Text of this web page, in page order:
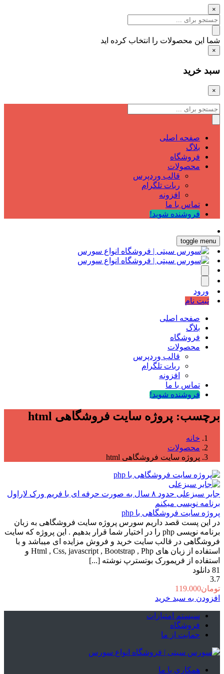
×
شما این محصولات را انتخاب کرده اید
×
سبد خرید
×
صفحه اصلی
بلاگ
فروشگاه
محصولات
قالب وردپرس
ربات تلگرام
افزونه
تماس با ما
فروشنده شوید!
toggle menu
ورود
ثبت نام
صفحه اصلی
بلاگ
فروشگاه
محصولات
قالب وردپرس
ربات تلگرام
افزونه
تماس با ما
فروشنده شوید!
برچسب: پروژه سایت فروشگاهی html
خانه
محصولات
پروژه سایت فروشگاهی html
جابر سبزعلی
حدود ۸ سال به صورت حرفه ای با فریم ورک لاراول
برنامه نویسی میکنم
پروژه سایت فروشگاهی با php
در این پست قصد داریم سورس پروژه سایت فروشگاهی به زبان
برنامه نویسی php را در اختیار شما قرار بدهیم . این پروژه که سایت
فروشگاهی در قالب سایت خرید و فروش مزایده ای میباشد و با
استفاده از زبان های Html , Css, javascript , Bootstrap , Php و
استفاده از فریمورک بوتسترپ نوشته [...]
81 دانلود
3.7
تومان119.000
افزودن به سبد خرید
سیستم امتیازات
فروشگاه
حمایت از ما
همکاری با ما